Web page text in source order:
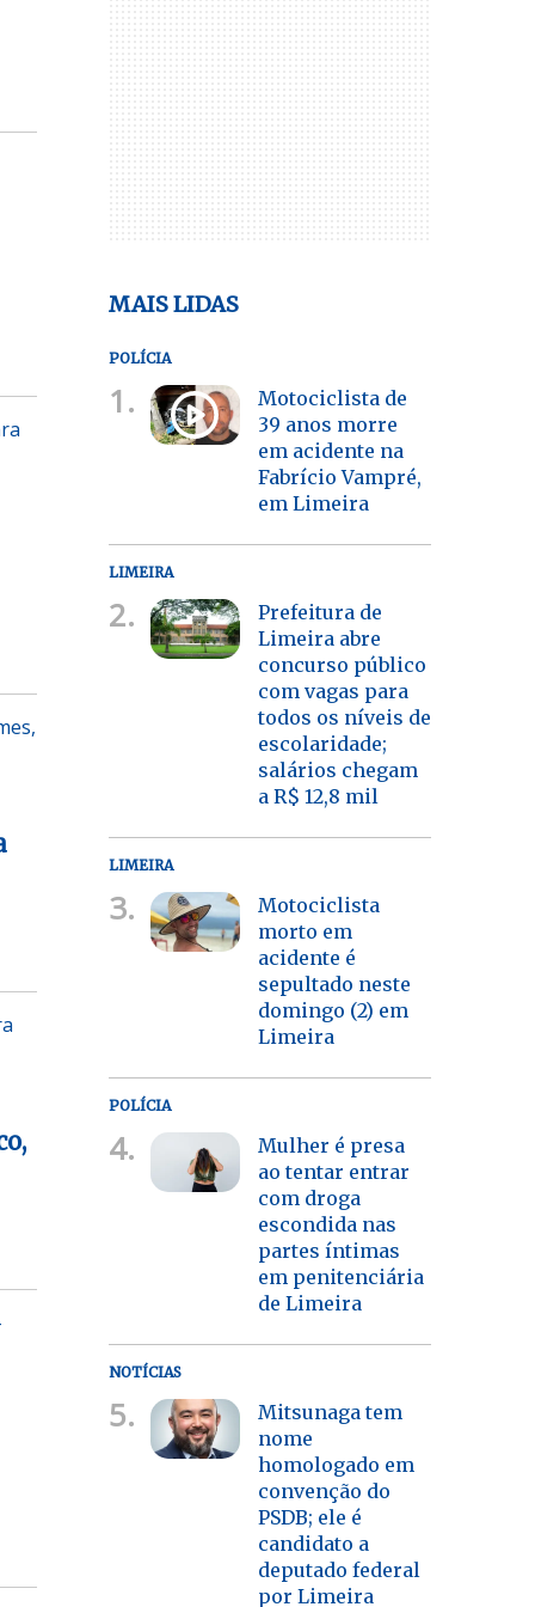
MAIS LIDAS
POLÍCIA
1.
Motociclista de
39 anos morre
em acidente na
Fabrício Vampré,
em Limeira
LIMEIRA
2.
Prefeitura de
Limeira abre
concurso público
com vagas para
todos os níveis de
escolaridade;
salários chegam
a R$ 12,8 mil
LIMEIRA
3.
Motociclista
morto em
acidente é
sepultado neste
domingo (2) em
Limeira
POLÍCIA
4.
Mulher é presa
ao tentar entrar
com droga
escondida nas
partes íntimas
em penitenciária
de Limeira
NOTÍCIAS
5.
Mitsunaga tem
nome
homologado em
convenção do
PSDB; ele é
candidato a
deputado federal
por Limeira